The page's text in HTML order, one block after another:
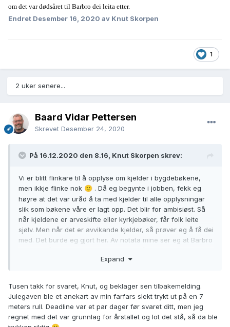
om det var dødsåret til Barbro dei leita etter.
Endret Desember 16, 2020 av Knut Skorpen
1
2 uker senere...
Baard Vidar Pettersen
Skrevet Desember 24, 2020
På 16.12.2020 den 8.16, Knut Skorpen skrev:
Vi er blitt flinkare til å opplyse om kjelder i bygdebøkene,
men ikkje flinke nok 🙂 . Då eg begynte i jobben, fekk eg
høyre at det var uråd å ta med kjelder til alle opplysningar
slik som bøkene våre er lagt opp. Det blir for ambisiøst. Så
når kjeldene er arveskifte eller kyrkjebøker, får folk leite
sjølv. Men når det er avvikande kjelder, så prøver eg å få dei
med. Det burde eg gjort her. Av notata mine ser eg at Barbro
(førtste avsnitt på side 246 a i tingbok nr. 9)
hastar med julegåvene, skal du få nokre stikkord:
Haustting 1732, fol. 177
Expand
Tusen takk for svaret, Knut, og beklager sen tilbakemelding.
Julegaven ble et anekart av min farfars slekt trykt ut på en 7
meters rull. Deadline var et par dager før svaret ditt, men jeg
regnet med det var grunnlag for årstallet og lot det stå, så da ble